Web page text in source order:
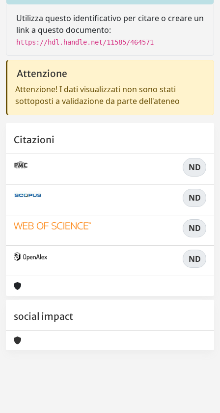
Utilizza questo identificativo per citare o creare un
link a questo documento:
https://hdl.handle.net/11585/464571
Attenzione
Attenzione! I dati visualizzati non sono stati
sottoposti a validazione da parte dell'ateneo
Citazioni
ND
ND
ND
ND
social impact